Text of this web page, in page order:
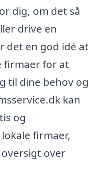
dig, om det så
drive en
det en god idé at
firmaer for at
til dine behov og
kan
og
firmaer,
over